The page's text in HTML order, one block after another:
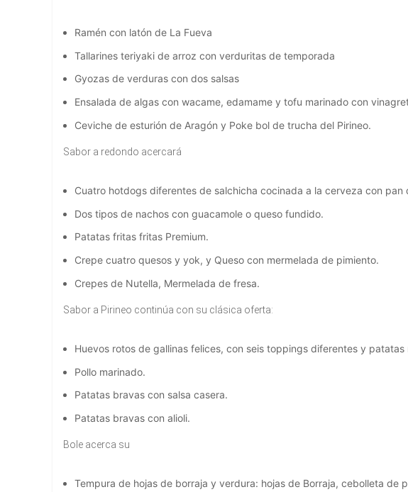
Ramén con latón de La Fueva
Tallarines teriyaki de arroz con verduritas de temporada
Gyozas de verduras con dos salsas
Ensalada de algas con wacame, edamame y tofu marinado con
Ceviche de esturión de Aragón y Poke bol de trucha del Pirineo.
Sabor a redondo acercará
Cuatro hotdogs diferentes de salchicha cocinada a la cerveza con pan
Dos tipos de nachos con guacamole o queso fundido.
Patatas fritas fritas Premium.
Crepe cuatro quesos y yok, y Queso con mermelada de pimiento.
Crepes de Nutella, Mermelada de fresa.
Sabor a Pirineo continúa con su clásica oferta:
Huevos rotos de gallinas felices, con seis toppings diferentes y patatas
Pollo marinado.
Patatas bravas con salsa casera.
Patatas bravas con alioli.
Bole acerca su
Tempura de hojas de borraja y verdura: hojas de Borraja, cebolleta de